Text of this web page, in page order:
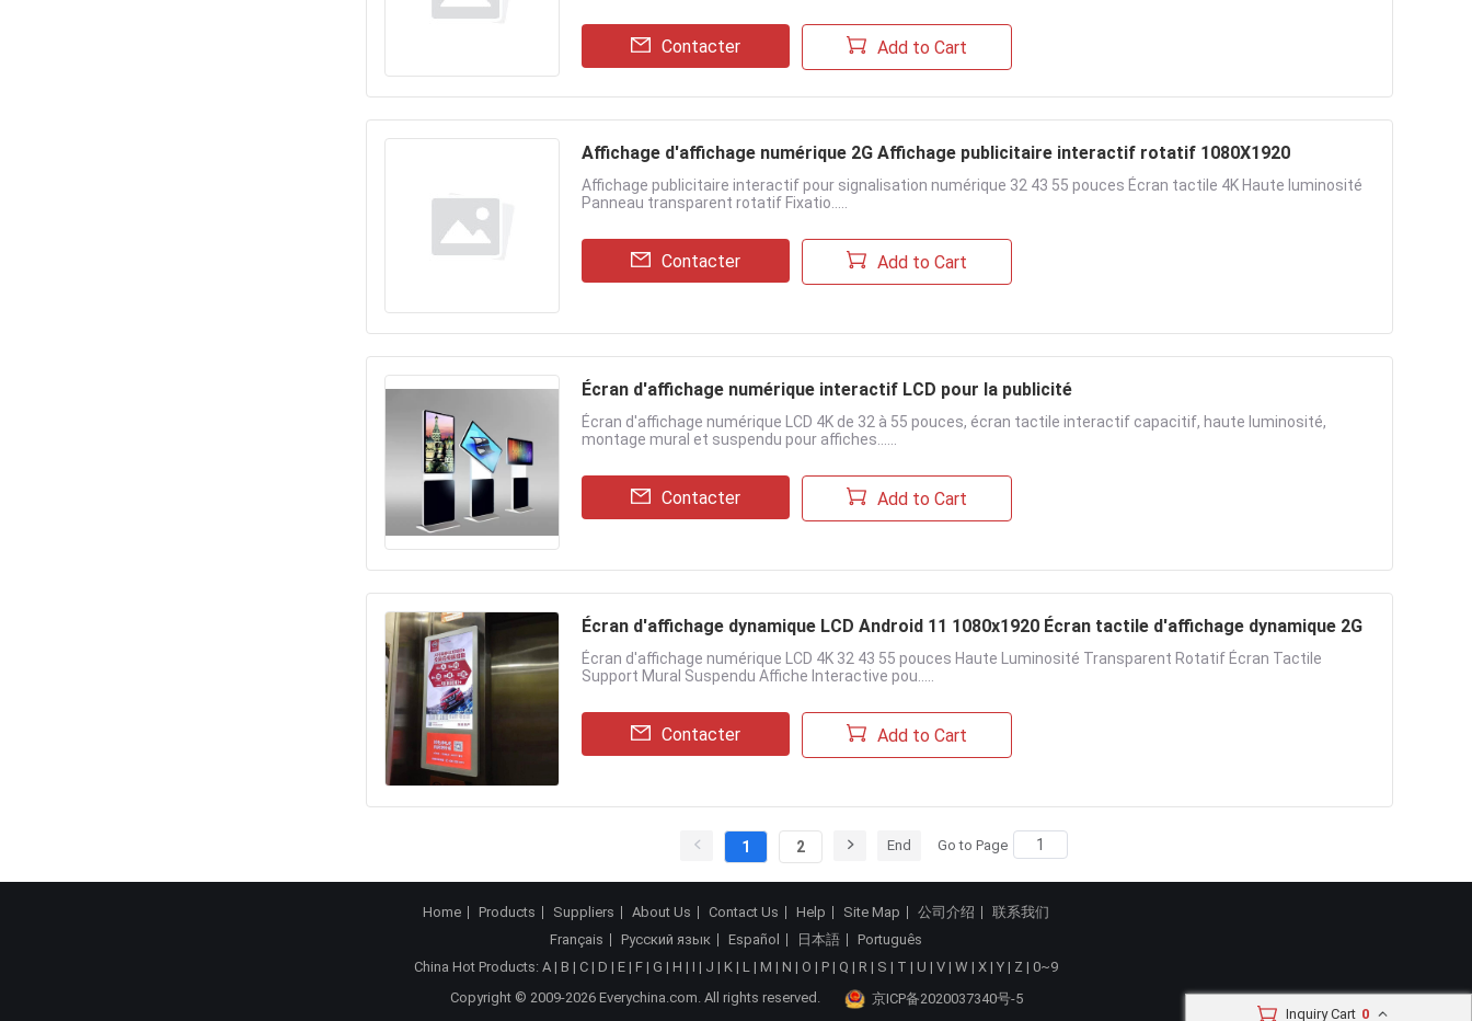
Contacter Add to Cart
Affichage d'affichage numérique 2G Affichage publicitaire interactif rotatif 1080X1920
Affichage publicitaire interactif pour signalisation numérique 32 43 55 pouces Écran tactile 4K Haute luminosité
Panneau transparent rotatif Fixatio.....
Contacter Add to Cart
Écran d'affichage numérique interactif LCD pour la publicité
Écran d'affichage numérique LCD 4K de 32 à 55 pouces, écran tactile interactif capacitif, haute luminosité,
montage mural et suspendu pour affiches......
Contacter Add to Cart
Écran d'affichage dynamique LCD Android 11 1080x1920 Écran tactile d'affichage dynamique 2G
Écran d'affichage numérique LCD 4K 32 43 55 pouces Haute Luminosité Transparent Rotatif Écran Tactile
Support Mural Suspendu Affiche Interactive pou.....
Contacter Add to Cart
1 2 End Go to Page
Inquiry Cart 0
Home Products Suppliers About Us Contact Us Help Site Map 公司介绍
联系我们
Français
Русский язык Español 日本語
Português
China Hot Products: A | B | C | D | E | F | G | H | I | J | K | L | M | N | O | P | Q | R | S | T | U | V | W | X | Y | Z | 0~9
Copyright © 2009-2026 Everychina.com. All rights reserved.
京ICP备2020037340号-5